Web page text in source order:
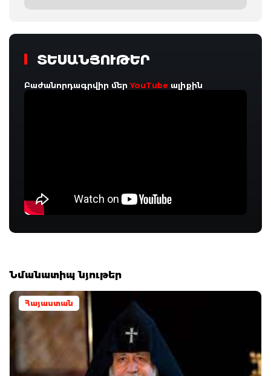
ՏԵՍԱՆՅՈՒԹԵՐ
Բաժանորդագրվիր մերYouTube ալիքին
Նմանատիպ նյութեր
Հայաստան